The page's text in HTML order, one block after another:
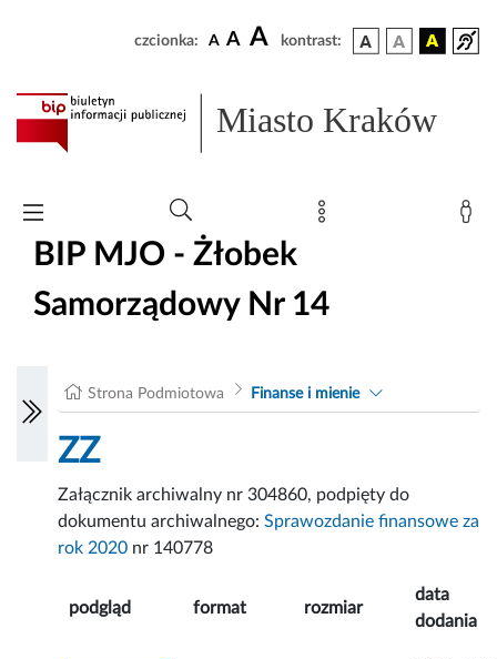
czcionka: A A A kontrast:
Miasto Kraków
BIP MJO - Żłobek
Samorządowy Nr 14
Strona Podmiotowa Finanse i mienie
ZZ
Załącznik archiwalny nr 304860, podpięty do
dokumentu archiwalnego:Sprawozdanie finansowe za
rok 2020 nr 140778
podgląd format rozmiar
data
dodania